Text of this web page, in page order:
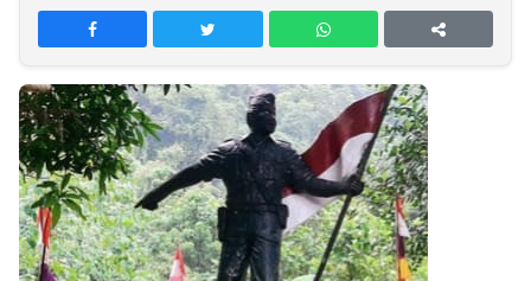
PT
TREETAN
INDONESIA
Partner
Insight
NTB
Suara
Time
Lens
IDN
Daily
Jogja
Jalan
Rakyat
Idealita
News
Kita
Notice
Dinamikapost.com
Radar
Baru
Seedbacklink